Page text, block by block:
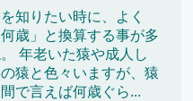
知りたい時に、よく
何歳」と換算する事が多
年老いた猿や成人し
猿と色々いますが、猿
で言えば何歳ぐら...